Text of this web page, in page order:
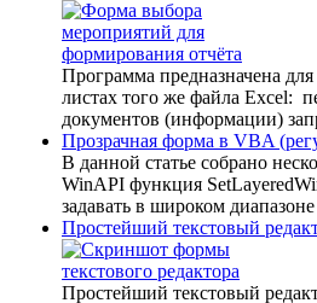
Программа предназначена
листах того же файла Excel:
документов (информации)
Прозрачная форма в VBA
В данной статье собрано
WinAPI функция
задавать в широком
Простейший текстовый
Простейший текстовый